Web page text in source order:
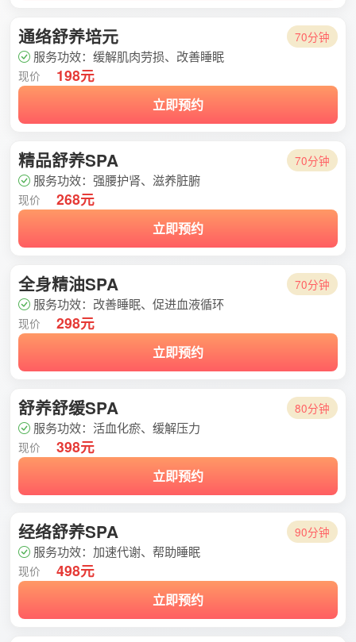
通络舒养培元 70分钟
服务功效：缓解肌肉劳损、改善睡眠
现价 198元
立即预约
精品舒养SPA 70分钟
服务功效：强腰护肾、滋养脏腑
现价 268元
立即预约
全身精油SPA 70分钟
服务功效：改善睡眠、促进血液循环
现价 298元
立即预约
舒养舒缓SPA 80分钟
服务功效：活血化瘀、缓解压力
现价 398元
立即预约
经络舒养SPA 90分钟
服务功效：加速代谢、帮助睡眠
现价 498元
立即预约